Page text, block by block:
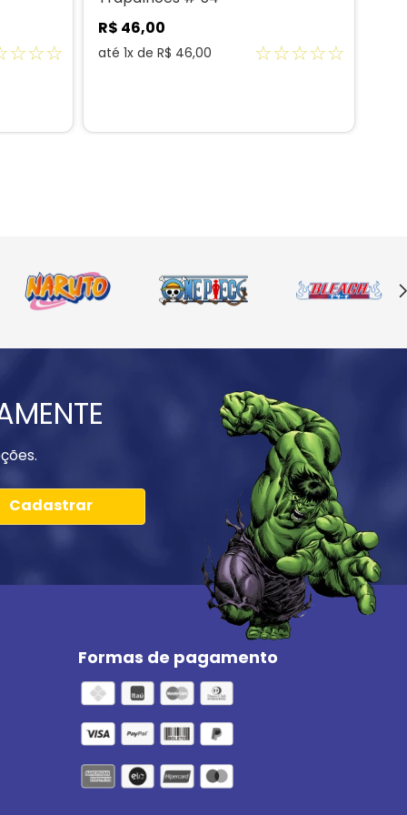
☆☆☆
R$ 46,00
até 1x de R$ 46,00 ☆☆☆☆☆
Cadastrar
Formas de pagamento